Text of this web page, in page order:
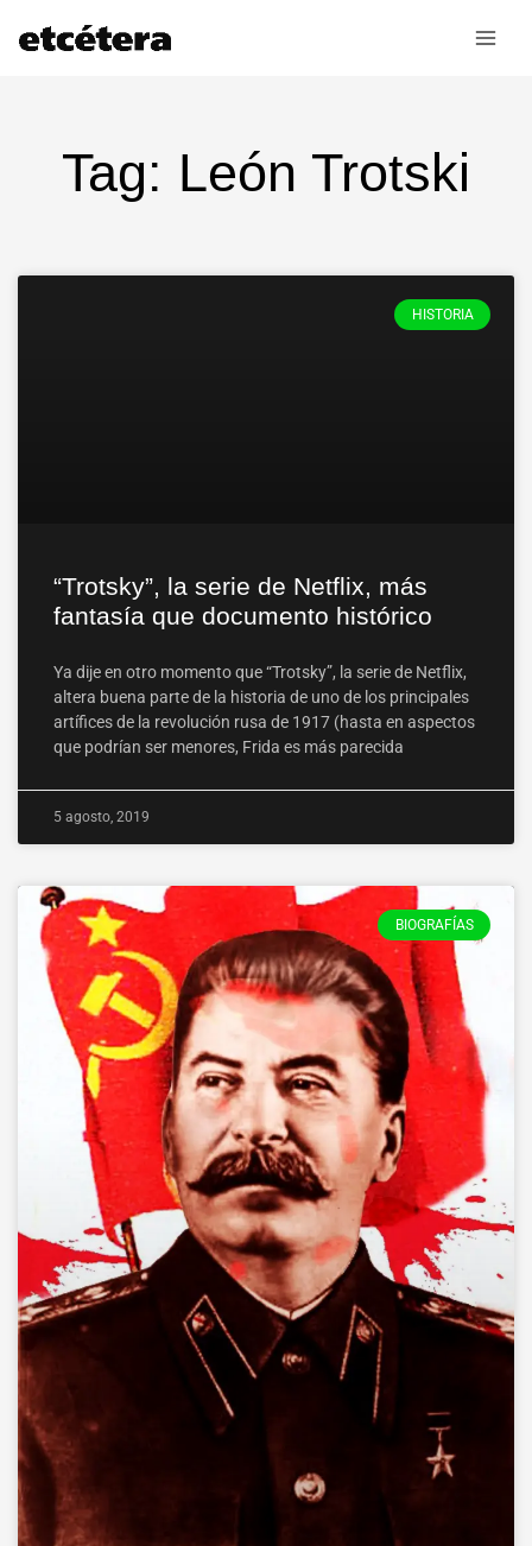
Tag: León Trotski
HISTORIA
“Trotsky”, la serie de Netflix, más
fantasía que documento histórico
Ya dije en otro momento que “Trotsky”, la serie de Netflix,
altera buena parte de la historia de uno de los principales
artífices de la revolución rusa de 1917 (hasta en aspectos
que podrían ser menores, Frida es más parecida
5 agosto, 2019
BIOGRAFÍAS